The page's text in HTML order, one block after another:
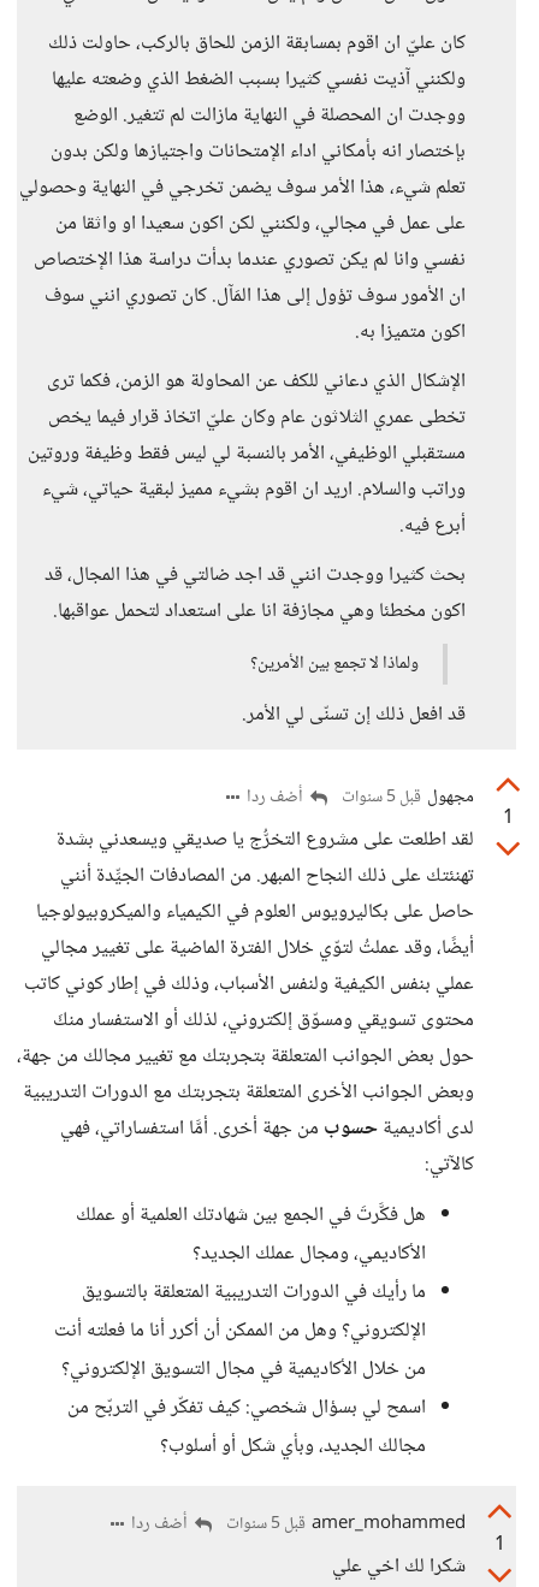
كان عليّ ان اقوم بمسابقة الزمن للحاق بالركب، حاولت ذلك
ولكنني آذيت نفسي كثيرا بسبب الضغط الذي وضعته عليها
ووجدت ان المحصلة في النهاية مازالت لم تتغير. الوضع
بإختصار انه بأمكاني اداء الإمتحانات واجتيازها ولكن بدون
تعلم شيء، هذا الأمر سوف يضمن تخرجي في النهاية وحصولي
على عمل في مجالي، ولكنني لكن اكون سعيدا او واثقا من
نفسي وانا لم يكن تصوري عندما بدأت دراسة هذا الإختصاص
ان الأمور سوف تؤول إلى هذا المَآل. كان تصوري انني سوف
اكون متميزا به.
الإشكال الذي دعاني للكف عن المحاولة هو الزمن، فكما ترى
تخطى عمري الثلاثون عام وكان عليّ اتخاذ قرار فيما يخص
مستقبلي الوظيفي، الأمر بالنسبة لي ليس فقط وظيفة وروتين
وراتب والسلام. اريد ان اقوم بشيء مميز لبقية حياتي، شيء
أبرع فيه.
بحث كثيرا ووجدت انني قد اجد ضالتي في هذا المجال، قد
اكون مخطئا وهي مجازفة انا على استعداد لتحمل عواقبها.
ولماذا لا تجمع بين الأمرين؟
قد افعل ذلك إن تسنّى لي الأمر.
1
مجهول قبل 5 سنوات أضف ردا
لقد اطلعت على مشروع التخرُّج يا صديقي ويسعدني بشدة
تهنئتك على ذلك النجاح المبهر. من المصادفات الجيِّدة أنني
حاصل على بكاليرويوس العلوم في الكيمياء والميكروبيولوجيا
أيضًا، وقد عملتُ لتوّي خلال الفترة الماضية على تغيير مجالي
عملي بنفس الكيفية ولنفس الأسباب، وذلك في إطار كوني كاتب
محتوى تسويقي ومسوّق إلكتروني، لذلك أو الاستفسار منكَ
حول بعض الجوانب المتعلقة بتجربتك مع تغيير مجالك من جهة،
وبعض الجوانب الأخرى المتعلقة بتجربتك مع الدورات التدريبية
لدى أكاديميةحسوب من جهة أخرى. أمَّا استفساراتي، فهي
كالآتي:
هل فكَّرتَ في الجمع بين شهادتك العلمية أو عملك
الأكاديمي، ومجال عملك الجديد؟
ما رأيك في الدورات التدريبية المتعلقة بالتسويق
الإلكتروني؟ وهل من الممكن أن أكرر أنا ما فعلته أنت
من خلال الأكاديمية في مجال التسويق الإلكتروني؟
اسمح لي بسؤال شخصي: كيف تفكّر في التربّح من
مجالك الجديد، وبأي شكل أو أسلوب؟
1
amer_mohammed قبل 5 سنوات أضف ردا
شكرا لك اخي علي